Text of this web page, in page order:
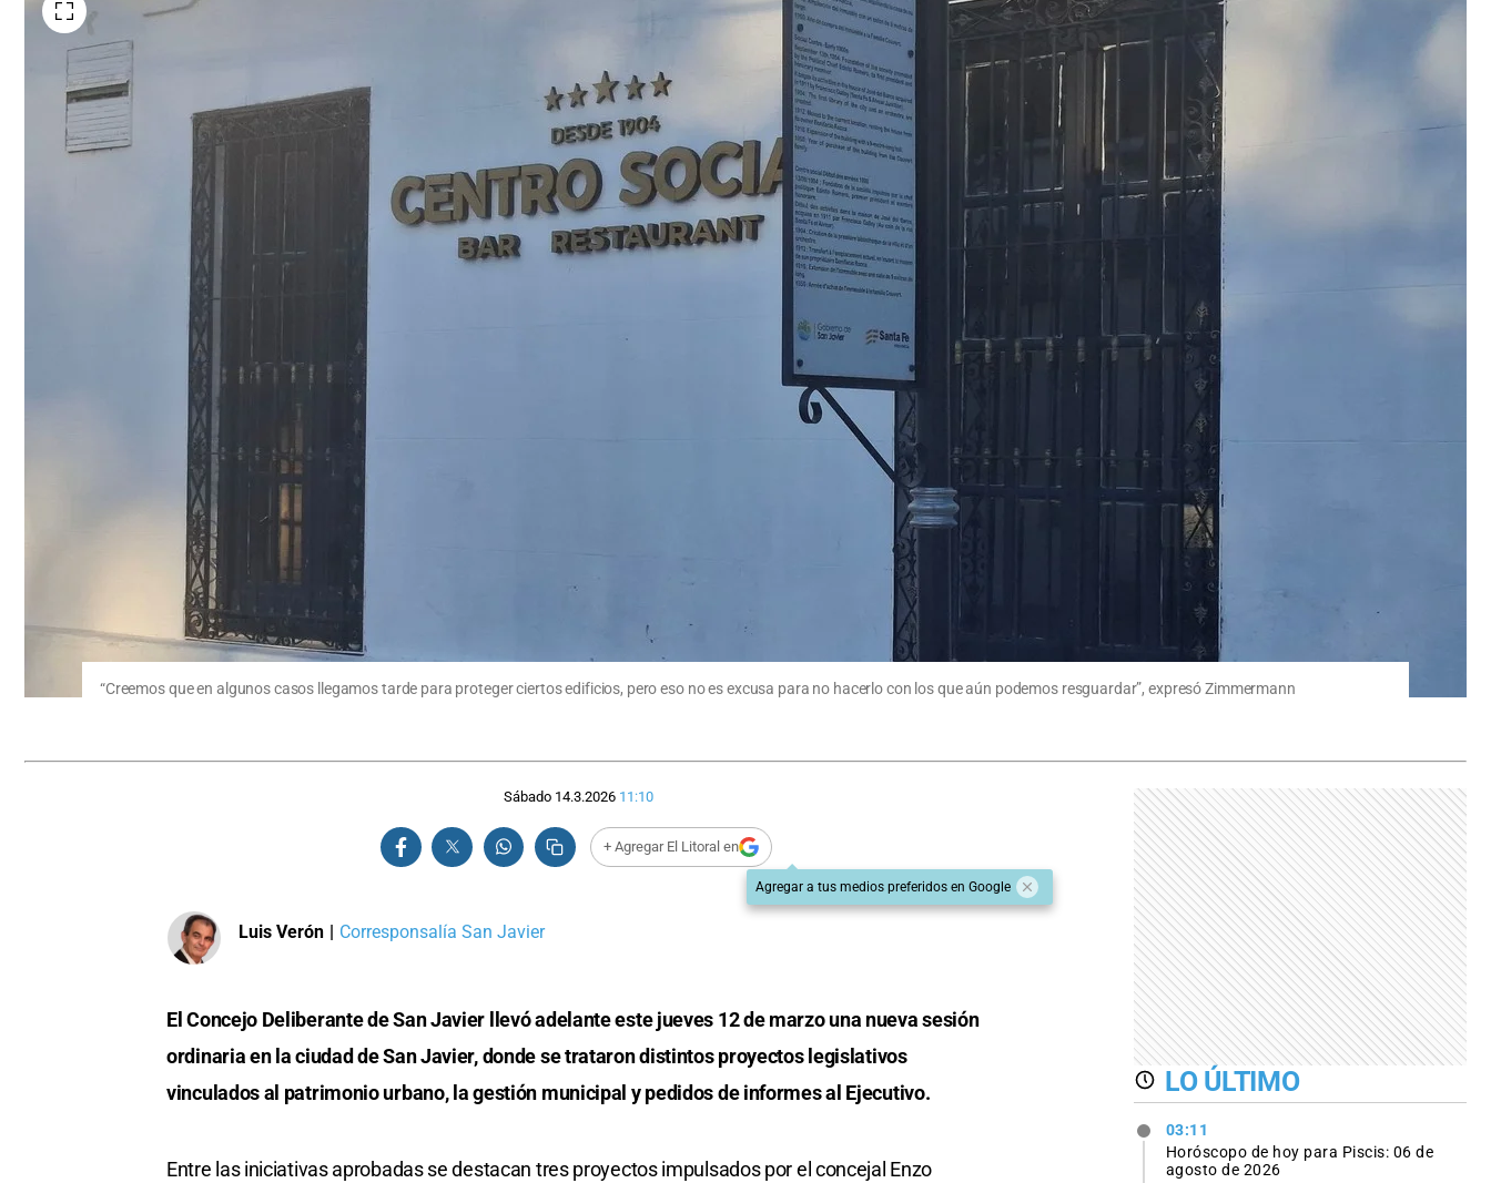
“Creemos que en algunos casos llegamos tarde para proteger ciertos edificios, pero eso no es excusa para no hacerlo con los que aún podemos resguardar”, expresó Zimmermann
Sábado 14.3.2026 11:10
+ Agregar El Litoral en
Agregar a tus medios preferidos en Google
Luis Verón | Corresponsalía San Javier
El Concejo Deliberante de San Javier llevó adelante este jueves 12 de marzo una nueva sesión
ordinaria en la ciudad de San Javier, donde se trataron distintos proyectos legislativos
vinculados al patrimonio urbano, la gestión municipal y pedidos de informes al Ejecutivo.
Entre las iniciativas aprobadas se destacan tres proyectos impulsados por el concejal Enzo
LO ÚLTIMO
03:11
Horóscopo de hoy para Piscis: 06 de
agosto de 2026